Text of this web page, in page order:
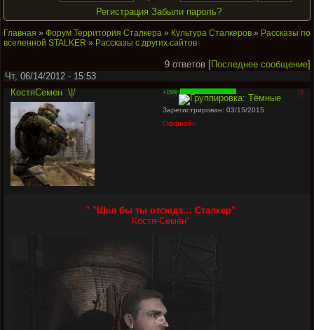
Регистрация Забыли пароль?
Главная » Форум Территория Сталкера » Культура Сталкеров » Рассказы по
вселенной STALKER » Рассказы с других сайтов
9 ответов [Последнее сообщение]
Чт, 06/14/2012 - 15:53
КостяСемен \|/ +1599 -7
Зарегистрирован: 03/15/2015
Оффлайн
" "Шел бы ты отсюда… Сталкер"
Костя-Семён"